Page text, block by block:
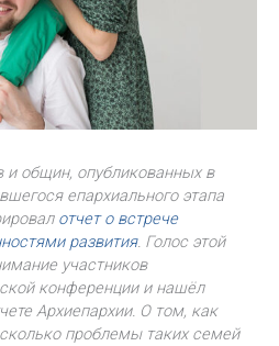
и общин, опубликованных в
епархиального этапа
отчет о встрече
развития. Голос этой
участников
конференции и нашёл
Архиепархии. О том, как
проблемы таких семей